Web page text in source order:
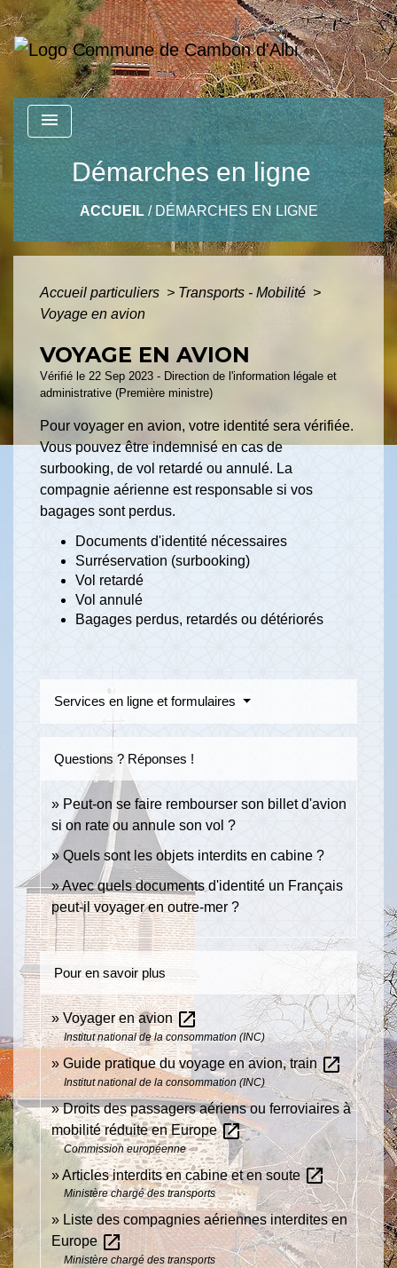
menu
Démarches en ligne
ACCUEIL/ DÉMARCHES EN LIGNE
Accueil particuliers > Transports - Mobilité >
Voyage en avion
VOYAGE EN AVION
Vérifié le 22 Sep 2023 - Direction de l'information légale et
administrative (Première ministre)
Pour voyager en avion, votre identité sera vérifiée.
Vous pouvez être indemnisé en cas de
surbooking, de vol retardé ou annulé. La
compagnie aérienne est responsable si vos
bagages sont perdus.
Documents d'identité nécessaires
Surréservation (surbooking)
Vol retardé
Vol annulé
Bagages perdus, retardés ou détériorés
Services en ligne et formulaires
Questions ? Réponses !
Peut-on se faire rembourser son billet d'avion
si on rate ou annule son vol ?
Quels sont les objets interdits en cabine ?
Avec quels documents d'identité un Français
peut-il voyager en outre-mer ?
Pour en savoir plus
Voyager en avionopen_in_new
Institut national de la consommation (INC)
Guide pratique du voyage en avion, trainopen_in_new
Institut national de la consommation (INC)
Droits des passagers aériens ou ferroviaires à
mobilité réduite en Europeopen_in_new
Commission européenne
Articles interdits en cabine et en soute open_in_new
Ministère chargé des transports
Liste des compagnies aériennes interdites en
Europe open_in_new
Ministère chargé des transports